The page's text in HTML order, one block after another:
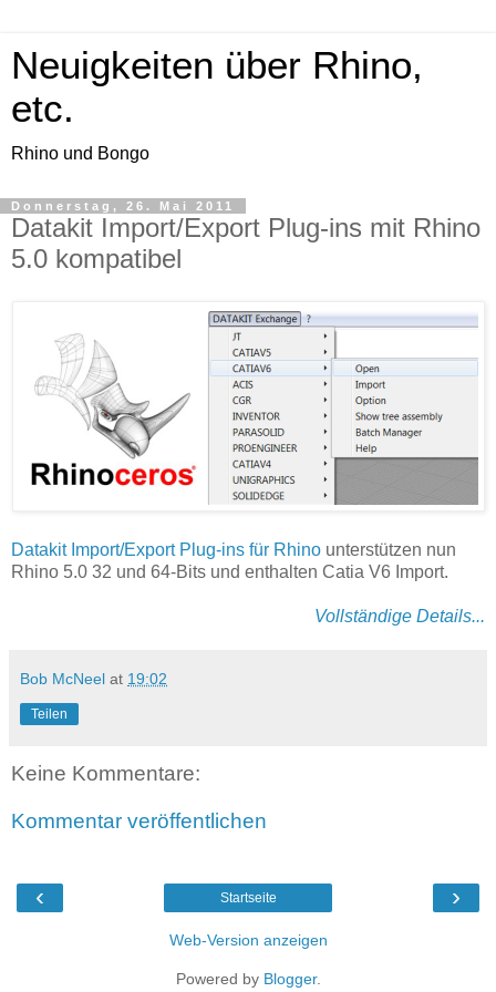
Neuigkeiten über Rhino,
etc.
Rhino und Bongo
Donnerstag, 26. Mai 2011
Datakit Import/Export Plug-ins mit Rhino
5.0 kompatibel
Datakit Import/Export Plug-ins für Rhino unterstützen nun
Rhino 5.0 32 und 64-Bits und enthalten Catia V6 Import.
Vollständige Details...
Bob McNeel at 19:02
Teilen
Keine Kommentare:
Kommentar veröffentlichen
‹ ›
Startseite
Web-Version anzeigen
Powered by Blogger.